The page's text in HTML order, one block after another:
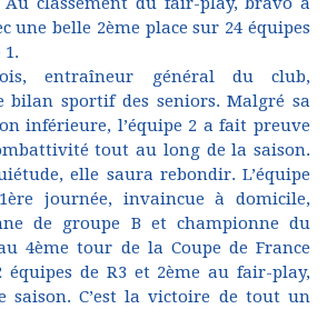
une belle 2ème place sur 24 équipes
entraîneur général du club,
bilan sportif des seniors. Malgré sa
inférieure, l’équipe 2 a fait preuve
tout au long de la saison.
elle saura rebondir. L’équipe
journée, invaincue à domicile,
de groupe B et championne du
4ème tour de la Coupe de France
de R3 et 2ème au fair-play,
saison. C’est la victoire de tout un